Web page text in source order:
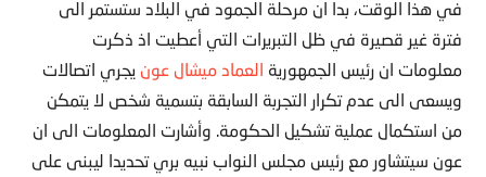
في هذا الوقت، بدا ان مرحلة الجمود في البلاد ستستمر الى
فترة غير قصيرة في ظل التبريرات التي أعطيت اذ ذكرت
معلومات ان رئيس الجمهورية العماد ميشال عون يجري اتصالات
ويسعى الى عدم تكرار التجربة السابقة بتسمية شخص لا يتمكن
من استكمال عملية تشكيل الحكومة. وأشارت المعلومات الى ان
عون سيتشاور مع رئيس مجلس النواب نبيه بري تحديدا ليبنى على